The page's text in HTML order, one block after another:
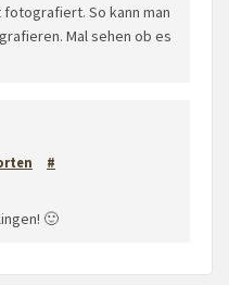
So kann man
Mal sehen ob es
#
🙂